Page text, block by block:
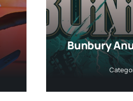
Bunbury